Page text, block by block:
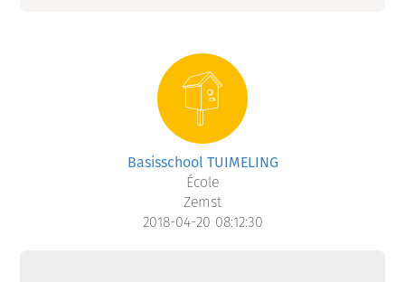
Basisschool TUIMELING
École
Zemst
2018-04-20 08:12:30